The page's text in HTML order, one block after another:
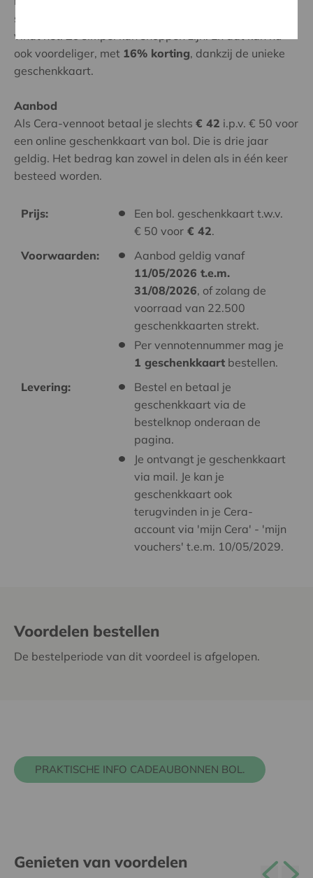
speelgoed, tools of interieurvibes, jij spot het en bol.
vindt het. Zo simpel kan shoppen zijn. En dat kan nu
ook voordeliger, met 16% korting, dankzij de unieke
geschenkkaart.
Aanbod
Als Cera-vennoot betaal je slechts € 42 i.p.v. € 50 voor
een online geschenkkaart van bol. Die is drie jaar
geldig. Het bedrag kan zowel in delen als in één keer
besteed worden.
Prijs:
Een bol. geschenkkaart t.w.v.
€ 50 voor € 42.
Voorwaarden:
Aanbod geldig vanaf
11/05/2026 t.e.m.
31/08/2026, of zolang de
voorraad van 22.500
geschenkkaarten strekt.
Per vennotennummer mag je
1 geschenkkaart bestellen.
Levering:
Bestel en betaal je
geschenkkaart via de
bestelknop onderaan de
pagina.
Je ontvangt je geschenkkaart
via mail. Je kan je
geschenkkaart ook
terugvinden in je Cera-
account via 'mijn Cera' - 'mijn
vouchers' t.e.m. 10/05/2029.
Voordelen bestellen
De bestelperiode van dit voordeel is afgelopen.
PRAKTISCHE INFO CADEAUBONNEN BOL.
Genieten van voordelen